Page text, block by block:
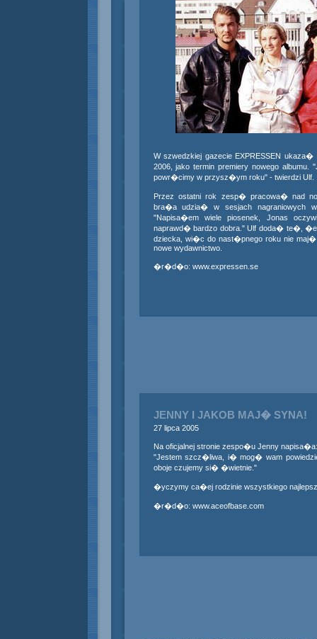
W szwedzkiej gazecie EXPRESSEN
2006, jako termin premiery nowego
powr�cimy w przysz�ym roku" - twierdzi Ulf.
Przez ostatni rok zesp� pracowa� nad
bra�a udzia� w sesjach nagraniowych
"Napisa�em wiele piosenek, Jonas
naprawd� bardzo dobra." Ulf doda� te�, �e
dziecka, wi�c do nast�pnego roku nie
nowe wydawnictwo.
�r�d�o: www.expressen.se
JENNY I JAKOB MAJ� SYNA!
27 lipca 2005
Na oficjalnej stronie zespo�u Jenny napisa�a:
"Jestem szcz�liwa, i� mog� wam
oboje czujemy si� �wietnie."
�yczymy ca�ej rodzinie wszystkiego
�r�d�o: www.aceofbase.com